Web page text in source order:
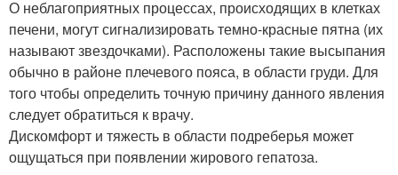
О неблагоприятных процессах, происходящих в клетках
печени, могут сигнализировать темно-красные пятна (их
называют звездочками). Расположены такие высыпания
обычно в районе плечевого пояса, в области груди. Для
того чтобы определить точную причину данного явления
следует обратиться к врачу.
Дискомфорт и тяжесть в области подреберья может
ощущаться при появлении жирового гепатоза.